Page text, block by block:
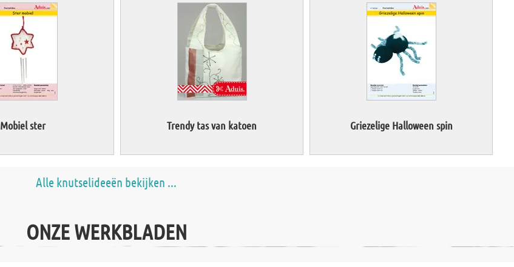
Mobiel ster Trendy tas van katoen Griezelige Halloween spin
Alle knutselideeën bekijken ...
ONZE WERKBLADEN